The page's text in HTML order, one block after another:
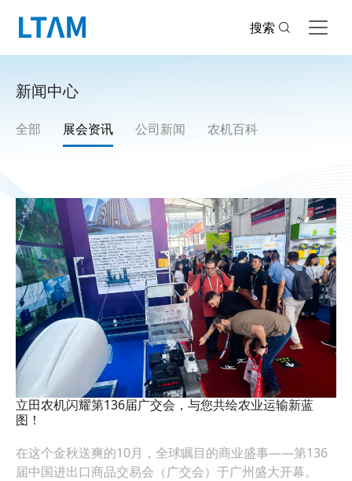
搜索
新闻中心
全部 展会资讯 公司新闻 农机百科
>
立田农机闪耀第136届广交会，与您共绘农业运输新蓝
图！
在这个金秋送爽的10月，全球瞩目的商业盛事——第136
届中国进出口商品交易会（广交会）于广州盛大开幕。